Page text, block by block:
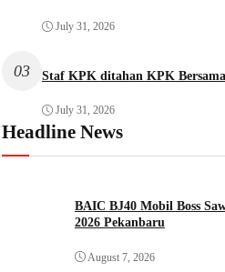
July 31, 2026
03 Staf KPK ditahan KPK
July 31, 2026
Headline News
BAIC BJ40 Mobil Boss
2026 Pekanbaru
August 7, 2026